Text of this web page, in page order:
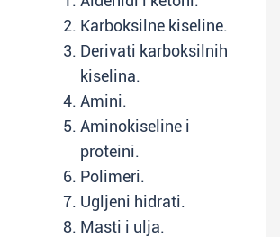
Karboksilne kiseline.
Derivati karboksilnih
kiselina.
Amini.
Aminokiseline i
proteini.
Polimeri.
Ugljeni hidrati.
Masti i ulja.